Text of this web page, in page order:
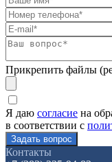
Прикрепить файлы
Я даю согласие на
в соответствии с
Контакты